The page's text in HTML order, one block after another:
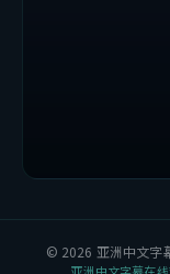
© 2026 亚洲中文字